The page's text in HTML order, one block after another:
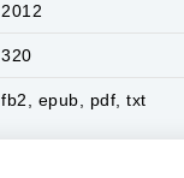
2012
320
fb2, epub, pdf, txt